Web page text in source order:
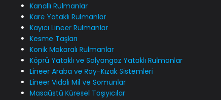
Kanallı Rulmanlar
Kare Yataklı Rulmanlar
Kayıcı Lineer Rulmanlar
Kesme Taşları
Konik Makaralı Rulmanlar
Köprü Yataklı ve Salyangoz Yataklı Rulmanlar
Lineer Araba ve Ray-Kızak Sistemleri
Lineer Vidalı Mil ve Somunlar
Masaüstü Küresel Taşıyıcılar